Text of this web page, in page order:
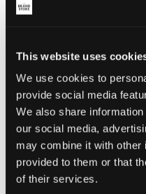
This website uses
We use cookies to
provide social media
We also share
our social media,
may combine it with other
provided to them or that
of their services.
Größe
Wahrgenommene Größe